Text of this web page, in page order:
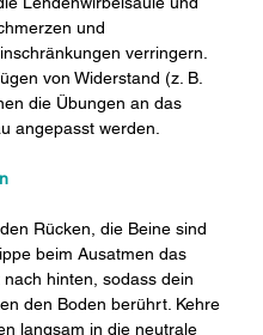
und
verringern.
von Widerstand (z. B.
die Übungen an das
angepasst werden.
Rücken, die Beine sind
beim Ausatmen das
nach hinten, sodass dein
den Boden berührt. Kehre
langsam in die neutrale